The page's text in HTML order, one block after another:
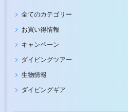
全てのカテゴリー
お買い得情報
キャンペーン
ダイビングツアー
生物情報
ダイビングギア